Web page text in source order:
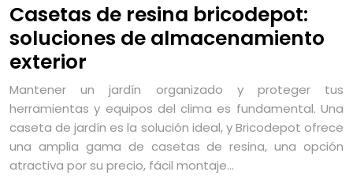
Casetas de resina bricodepot:
soluciones de almacenamiento
exterior
Mantener un jardín organizado y proteger tus
herramientas y equipos del clima es fundamental. Una
caseta de jardín es la solución ideal, y Bricodepot ofrece
una amplia gama de casetas de resina, una opción
atractiva por su precio, fácil montaje…